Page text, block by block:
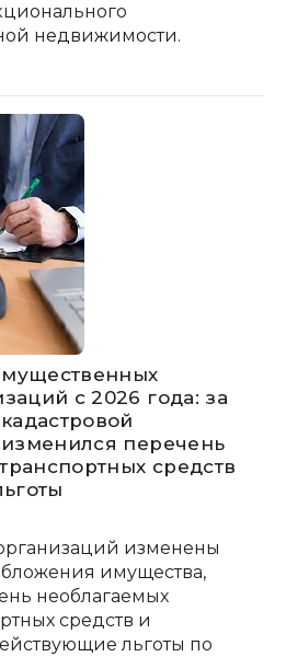
недвижимости.
с 2026 года: за
изменился перечень
средств
изменены
имущества,
необлагаемых
средств и
льготы по